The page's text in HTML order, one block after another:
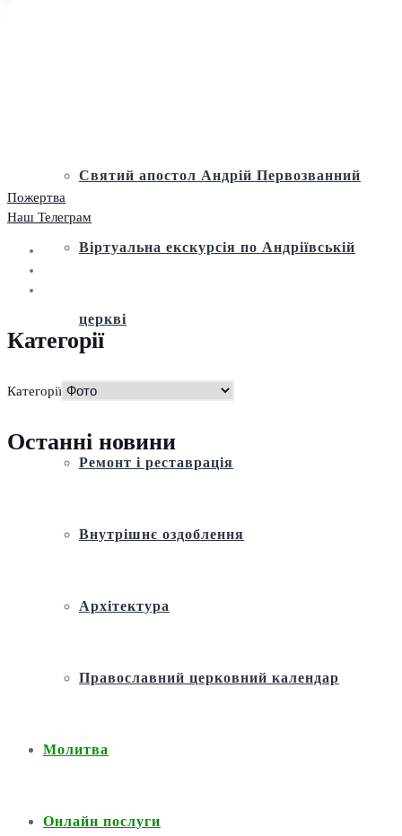
Святий апостол Андрій Первозванний
Віртуальна екскурсія по Андріївській
церкві
Історія
Ремонт і реставрація
Внутрішнє оздоблення
Архітектура
Православний церковний календар
Молитва
Онлайн послуги
Пожертва
Наш Телеграм
Категорії
Категорії
Останні новини